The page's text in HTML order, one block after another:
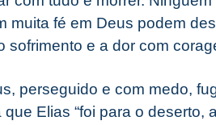
muita fé em Deus podem
sofrimento e a dor com
perseguido e com medo,
Elias “foi para o